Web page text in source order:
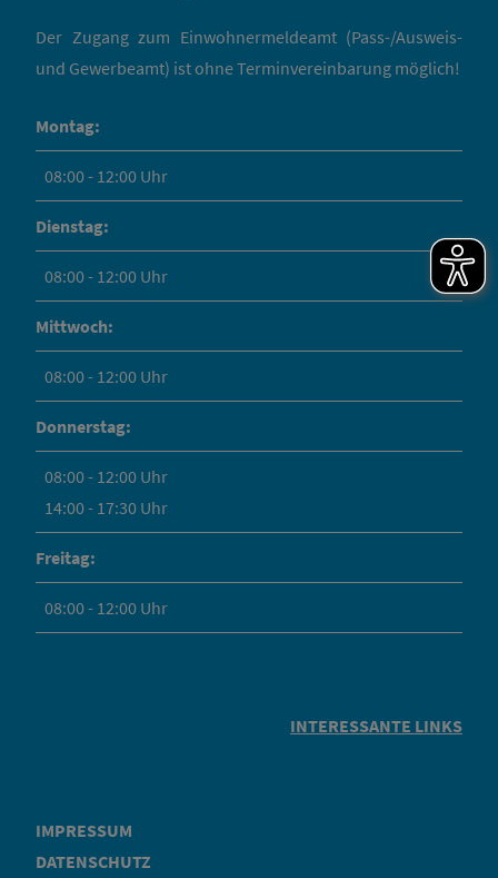
Der Zugang zum Einwohnermeldeamt (Pass-/Ausweis-
und Gewerbeamt) ist ohne Terminvereinbarung möglich!
Montag:
08:00 - 12:00 Uhr
Dienstag:
08:00 - 12:00 Uhr
Mittwoch:
08:00 - 12:00 Uhr
Donnerstag:
08:00 - 12:00 Uhr
14:00 - 17:30 Uhr
Freitag:
08:00 - 12:00 Uhr
INTERESSANTE LINKS
IMPRESSUM
DATENSCHUTZ